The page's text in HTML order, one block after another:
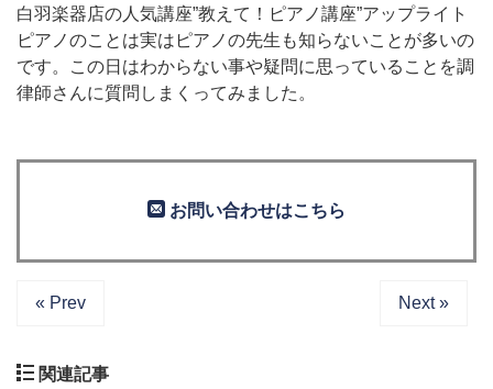
白羽楽器店の人気講座”教えて！ピアノ講座”アップライト
ピアノのことは実はピアノの先生も知らないことが多いの
です。この日はわからない事や疑問に思っていることを調
律師さんに質問しまくってみました。
お問い合わせはこちら
« Prev Next »
関連記事